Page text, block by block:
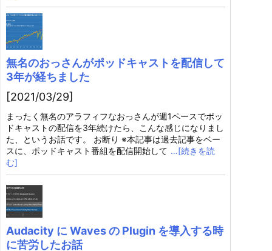
無名のおっさんがポッドキャストを配信して
3年が経ちました
[2021/03/29]
まったく無名のアラフィフなおっさんが週1ペースでポッ
ドキャストの配信を3年続けたら、こんな感じになりまし
た、というお話です。 お断り ※本記事は過去記事をベー
スに、ポッドキャスト番組を配信開始して …[続きを読
む]
Audacity に Waves の Plugin を導入する時
に苦労したお話